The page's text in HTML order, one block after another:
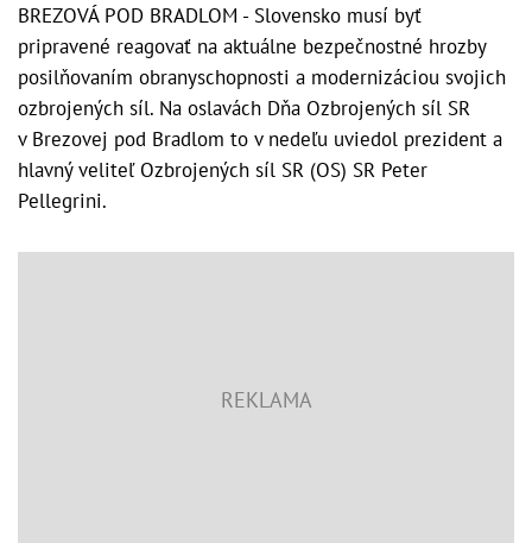
BREZOVÁ POD BRADLOM - Slovensko musí byť
pripravené reagovať na aktuálne bezpečnostné hrozby
posilňovaním obranyschopnosti a modernizáciou svojich
ozbrojených síl. Na oslavách Dňa Ozbrojených síl SR
v Brezovej pod Bradlom to v nedeľu uviedol prezident a
hlavný veliteľ Ozbrojených síl SR (OS) SR Peter
Pellegrini.